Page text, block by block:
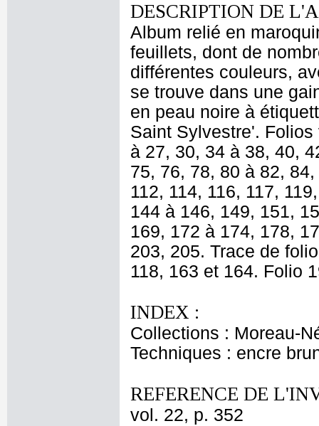
DESCRIPTION DE
Album relié en
feuillets, dont de
différentes couleurs,
se trouve dans une
en peau noire à
Saint Sylvestre'.
à 27, 30, 34 à 38, 40,
75, 76, 78, 80 à 82,
112, 114, 116, 117,
144 à 146, 149, 151,
169, 172 à 174, 178,
203, 205. Trace de
118, 163 et 164. Folio
INDEX :
Collections : Moreau-
Techniques : encre
REFERENCE DE
vol. 22, p. 352